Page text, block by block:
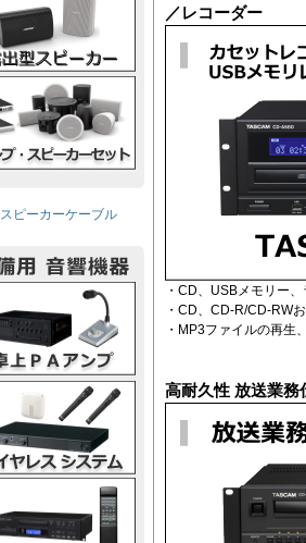
／レコーダー
・CD、USBメモリー
・CD、CD-R/CD-RW
・MP3ファイルの再生
高耐久性 放送業務
スピーカーケーブル